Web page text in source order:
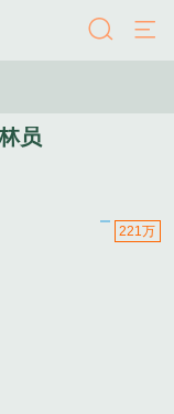
员
221万